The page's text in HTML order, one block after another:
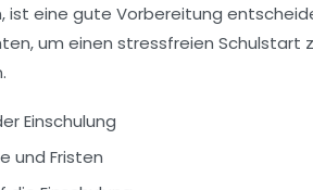
ist eine gute Vorbereitung
um einen stressfreien Schulstart
Einschulung
und Fristen